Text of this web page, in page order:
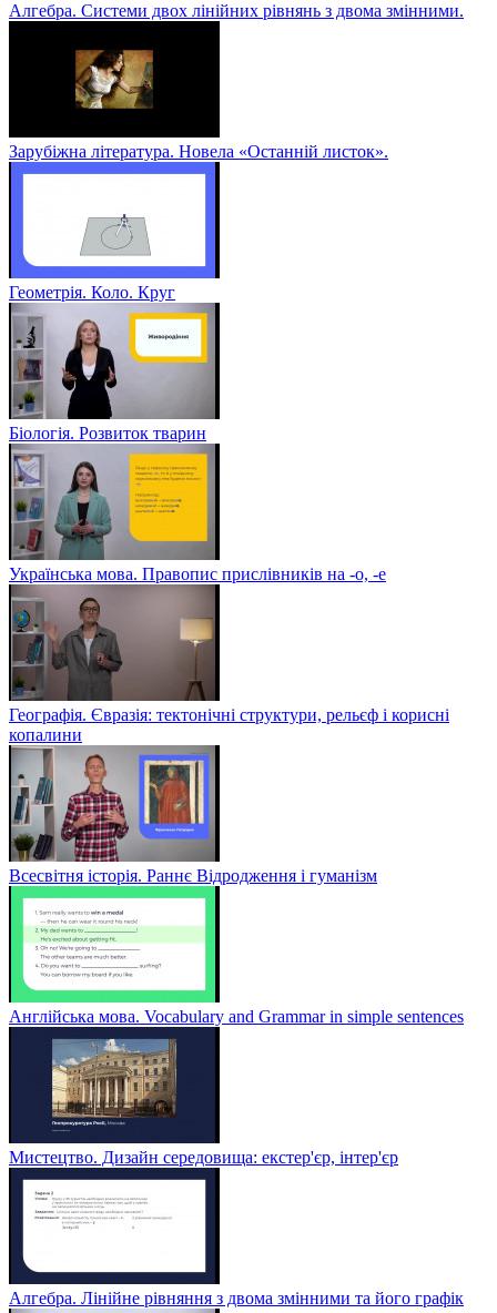
Алгебра. Системи двох лінійних рівнянь з двома змінними.
Зарубіжна література. Новела «Останній листок».
Геометрія. Коло. Круг
Біологія. Розвиток тварин
Українська мова. Правопис прислівників на -о, -е
Географія. Євразія: тектонічні структури, рельєф і корисні
копалини
Всесвітня історія. Раннє Відродження і гуманізм
Англійська мова. Vocabulary and Grammar in simple sentences
Мистецтво. Дизайн середовища: екстер'єр, інтер'єр
Алгебра. Лінійне рівняння з двома змінними та його графік